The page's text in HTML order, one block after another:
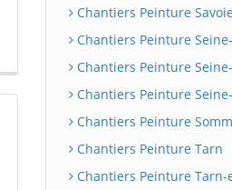
Chantiers Peinture Savoie
Chantiers Peinture
Chantiers Peinture
Chantiers Peinture
Chantiers Peinture
Chantiers Peinture Tarn
Chantiers Peinture Tarn-